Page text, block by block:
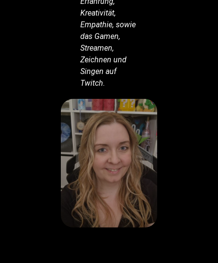
Kreativität,
Empathie, sowie
das Gamen,
Streamen,
Zeichnen und
Singen auf
Twitch.